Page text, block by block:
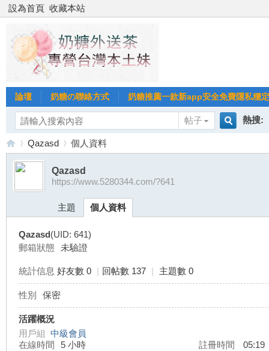
設為首頁 收藏本站
論壇 奶糖の聯絡方式 奶糖推薦一款新app安全免費隱私穩
帖子
熱搜:
台›
Qazasd 個人資料
Qazasd
https://www.5280344.com/?641
主題 個人資料
Qazasd(UID: 641)
郵箱狀態 未驗證
統計信息 好友數 0 | 回帖數 137 | 主題數 0
性別 保密
活躍概況
用戶組 中級會員
在線時間
5 小時 註冊時間
05:19